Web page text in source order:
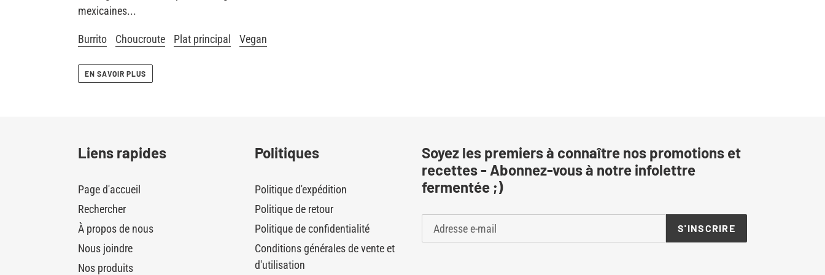
mexicaines...
Burrito Choucroute Plat principal Vegan
EN SAVOIR PLUS
Liens rapides
Page d'accueil
Rechercher
À propos de nous
Nous joindre
Nos produits
Politiques
Politique d'expédition
Politique de retour
Politique de confidentialité
Conditions générales de vente et
d'utilisation
Soyez les premiers à connaître nos promotions et
recettes - Abonnez-vous à notre infolettre
fermentée ;)
S'INSCRIRE